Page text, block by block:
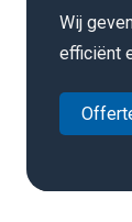
Wij
efficiënt